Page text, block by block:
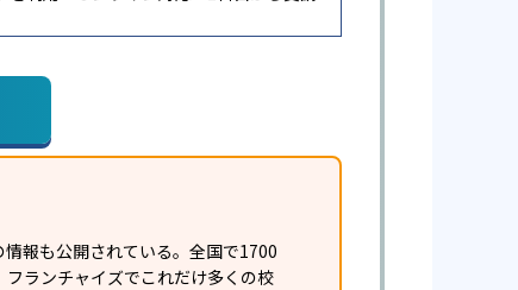
報も公開されている。全国で1700
ランチャイズでこれだけ多くの校